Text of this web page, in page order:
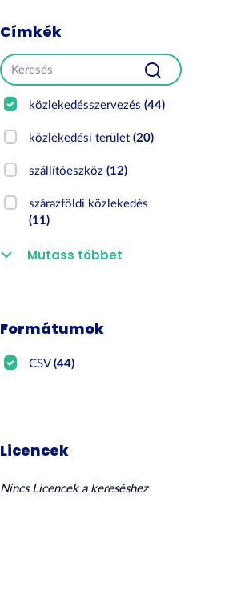
Címkék
közlekedésszervezés(44)
közlekedési terület(20)
szállítóeszköz(12)
szárazföldi közlekedés
(11)
Mutass többet
Formátumok
CSV(44)
Licencek
Nincs Licencek a kereséshez